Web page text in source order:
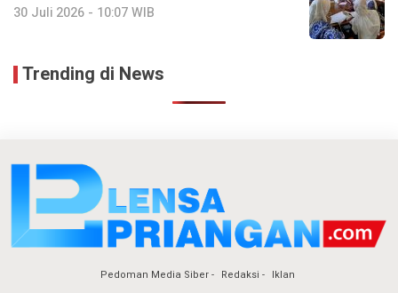
30 Juli 2026 - 10:07 WIB
Trending di News
Pedoman Media Siber Redaksi Iklan